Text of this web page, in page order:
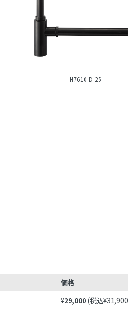
H7610-D-25
価格
¥29,000 (税込¥31,900